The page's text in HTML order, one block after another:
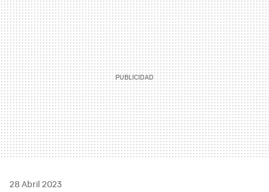
MAIL
28 Abril 2023